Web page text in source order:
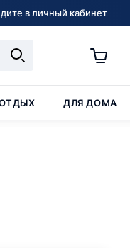
в личный кабинет
ДЛЯ ДОМА